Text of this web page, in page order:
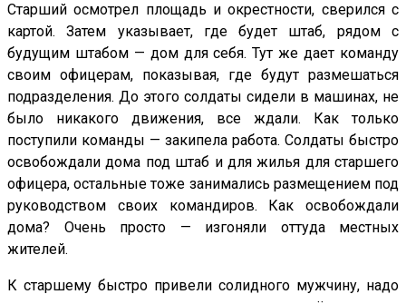
Старший осмотрел площадь и окрестности, сверился с
картой. Затем указывает, где будет штаб, рядом с
будущим штабом — дом для себя. Тут же дает команду
своим офицерам, показывая, где будут размешаться
подразделения. До этого солдаты сидели в машинах, не
было никакого движения, все ждали. Как только
поступили команды — закипела работа. Солдаты быстро
освобождали дома под штаб и для жилья для старшего
офицера, остальные тоже занимались размещением под
руководством своих командиров. Как освобождали
дома? Очень просто — изгоняли оттуда местных
жителей.
К старшему быстро привели солидного мужчину, надо